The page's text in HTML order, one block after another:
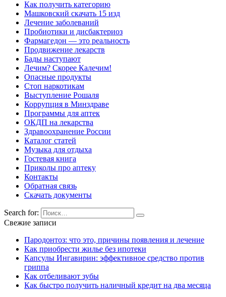
Как получить категорию
Машковский скачать 15 изд
Лечение заболеваний
Пробиотики и дисбактериоз
Фармагедон — это реальность
Продвижение лекарств
Бады наступают
Лечим? Скорее Калечим!
Опасные продукты
Стоп наркотикам
Выступление Рошаля
Коррупция в Минздраве
Программы для аптек
ОКДП на лекарства
Здравоохранение России
Каталог статей
Музыка для отдыха
Гостевая книга
Приколы про аптеку
Контакты
Обратная связь
Скачать документы
Search for:
Свежие записи
Пародонтоз: что это, причины появления и лечение
Как приобрести жилье без ипотеки
Капсулы Ингавирин: эффективное средство против
гриппа
Как отбеливают зубы
Как быстро получить наличный кредит на два месяца